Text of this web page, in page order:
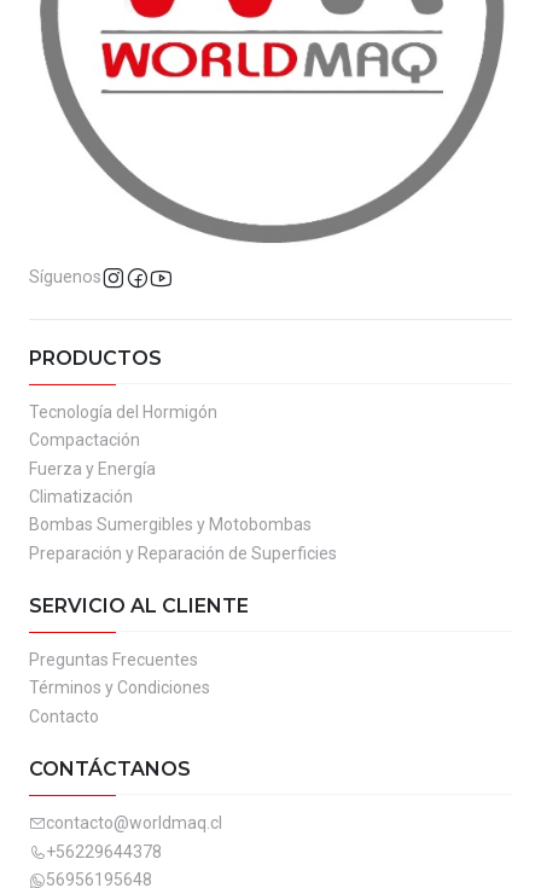
Síguenos
PRODUCTOS
Tecnología del Hormigón
Compactación
Fuerza y Energía
Climatización
Bombas Sumergibles y Motobombas
Preparación y Reparación de Superficies
SERVICIO AL CLIENTE
Preguntas Frecuentes
Términos y Condiciones
Contacto
CONTÁCTANOS
contacto@worldmaq.cl
+56229644378
56956195648